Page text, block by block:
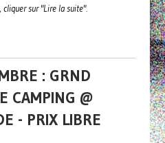
cliquer sur "Lire la suite".
: GRND
CAMPING @
- PRIX LIBRE